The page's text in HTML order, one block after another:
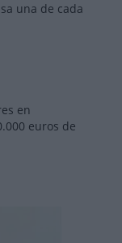
una de cada
en
euros de